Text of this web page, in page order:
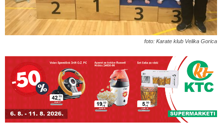
foto: Karate klub Velika Gorica